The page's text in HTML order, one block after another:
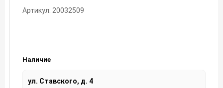
Артикул: 20032509
Наличие
ул. Ставского, д. 4